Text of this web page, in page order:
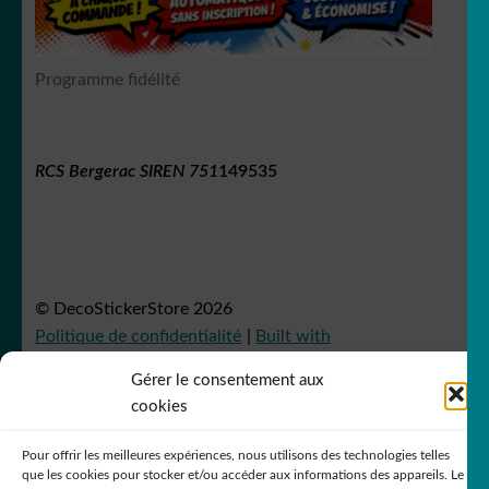
Gérer le consentement aux
cookies
Pour offrir les meilleures expériences, nous utilisons des technologies telles
que les cookies pour stocker et/ou accéder aux informations des appareils. Le
Programme fidélité
RCS Bergerac SIREN 751149535
© DecoStickerStore 2026
Politique de confidentialité
Built with